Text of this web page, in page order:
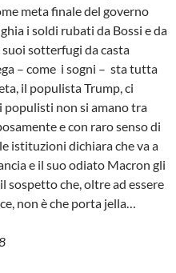
meta finale del governo
i soldi rubati da Bossi e da
sotterfugi da casta
– come i sogni – sta tutta
il populista Trump, ci
populisti non si amano tra
e con raro senso di
istituzioni dichiara che va a
e il suo odiato Macron gli
sospetto che, oltre ad essere
non è che porta jella…